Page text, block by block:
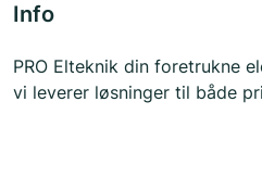
Info
PRO Elteknik din foretrukne
vi leverer løsninger til både